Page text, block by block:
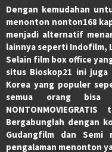
Dengan kemudahan
menonton nonton168
menjadi alternatif
lainnya seperti Indofilm,
Selain film box office
situs Bioskop21 ini juga
Korea yang populer
semua orang bisa
Bergabunglah dengan
Gudangfilm dan Semi
pengalaman menonton